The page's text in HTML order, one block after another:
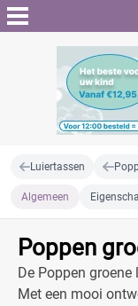
Luiertassen
Algemeen
Poppen
De Poppen
Met een mooi